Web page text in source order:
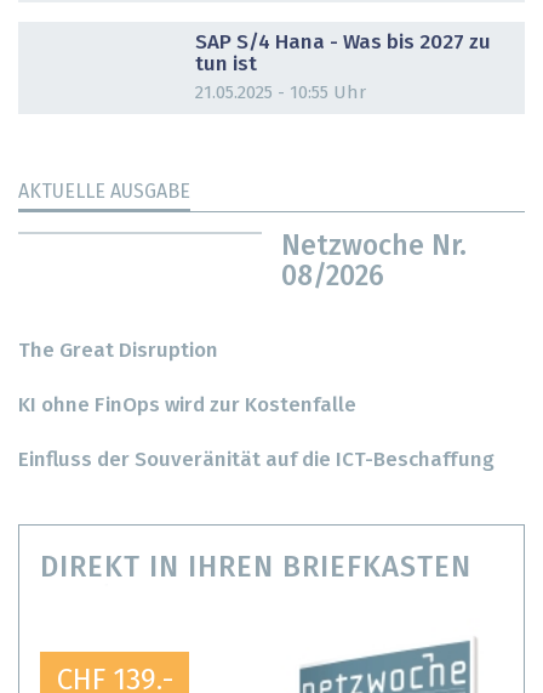
SAP S/4 Hana - Was bis 2027 zu
tun ist
21.05.2025 - 10:55 Uhr
AKTUELLE AUSGABE
Netzwoche Nr.
08/2026
The Great Disruption
KI ohne FinOps wird zur Kostenfalle
Einfluss der Souveränität auf die ICT-Beschaffung
DIREKT IN IHREN BRIEFKASTEN
CHF 139.-